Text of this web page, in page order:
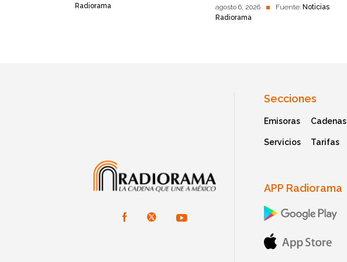
Radiorama
agosto 6, 2026 Fuente:Noticias
Radiorama
Secciones
Emisoras Cadenas
Servicios Tarifas
APP Radiorama